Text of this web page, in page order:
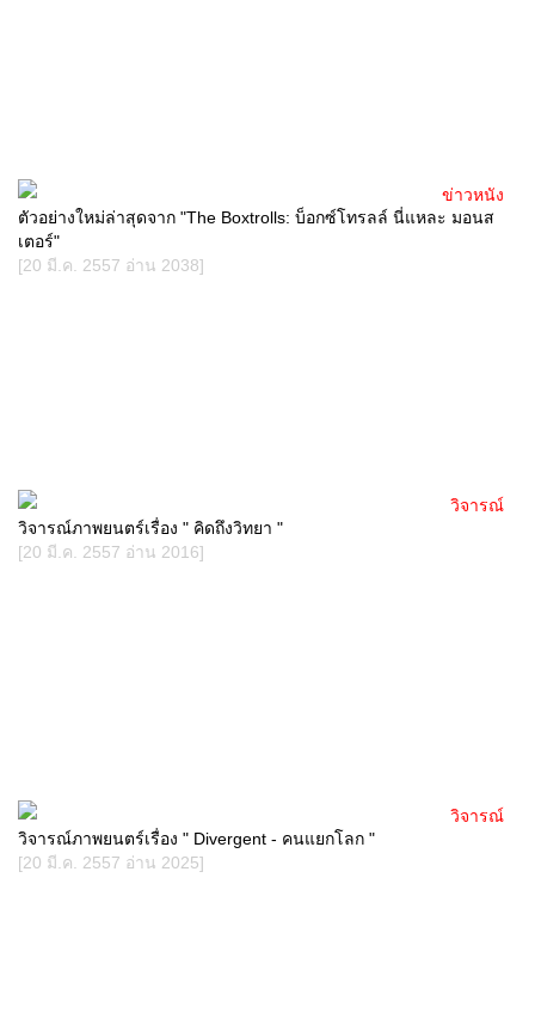
ตัวอย่างใหม่ล่าสุดจาก "The Boxtrolls: บ็อกซ์โทรลล์ นี่แหละ มอนส
เตอร์"
[20 มี.ค. 2557 อ่าน 2038]
ข่าวหนัง
วิจารณ์ภาพยนตร์เรื่อง " คิดถึงวิทยา "
[20 มี.ค. 2557 อ่าน 2016]
วิจารณ์
วิจารณ์ภาพยนตร์เรื่อง " Divergent - คนแยกโลก "
[20 มี.ค. 2557 อ่าน 2025]
วิจารณ์